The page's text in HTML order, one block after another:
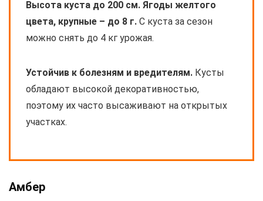
Высота куста до 200 см. Ягоды желтого
цвета, крупные – до 8 г. С куста за сезон
можно снять до 4 кг урожая.
Устойчив к болезням и вредителям. Кусты
обладают высокой декоративностью,
поэтому их часто высаживают на открытых
участках.
Амбер